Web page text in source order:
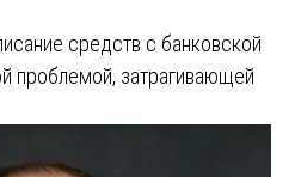
средств с банковской
проблемой, затрагивающей